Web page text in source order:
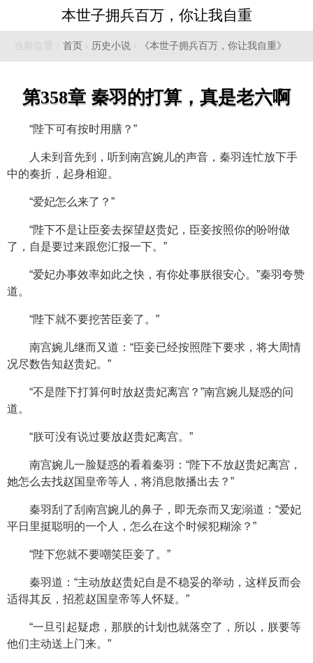
本世子拥兵百万，你让我自重
当前位置： 首页 › 历史小说 › 《本世子拥兵百万，你让我自重》
第358章 秦羽的打算，真是老六啊
“陛下可有按时用膳？”
人未到音先到，听到南宫婉儿的声音，秦羽连忙放下手
中的奏折，起身相迎。
“爱妃怎么来了？”
“陛下不是让臣妾去探望赵贵妃，臣妾按照你的吩咐做
了，自是要过来跟您汇报一下。”
“爱妃办事效率如此之快，有你处事朕很安心。”秦羽夸赞
道。
“陛下就不要挖苦臣妾了。”
南宫婉儿继而又道：“臣妾已经按照陛下要求，将大周情
况尽数告知赵贵妃。”
“不是陛下打算何时放赵贵妃离宫？”南宫婉儿疑惑的问
道。
“朕可没有说过要放赵贵妃离宫。”
南宫婉儿一脸疑惑的看着秦羽：“陛下不放赵贵妃离宫，
她怎么去找赵国皇帝等人，将消息散播出去？”
秦羽刮了刮南宫婉儿的鼻子，即无奈而又宠溺道：“爱妃
平日里挺聪明的一个人，怎么在这个时候犯糊涂？”
“陛下您就不要嘲笑臣妾了。”
秦羽道：“主动放赵贵妃自是不稳妥的举动，这样反而会
适得其反，招惹赵国皇帝等人怀疑。”
“一旦引起疑虑，那朕的计划也就落空了，所以，朕要等
他们主动送上门来。”